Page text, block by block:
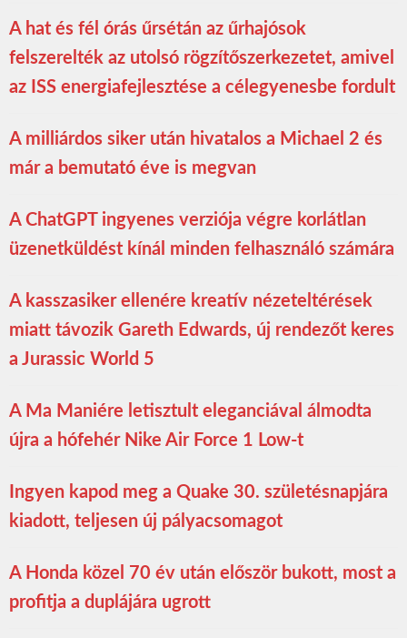
A hat és fél órás űrsétán az űrhajósok
felszerelték az utolsó rögzítőszerkezetet, amivel
az ISS energiafejlesztése a célegyenesbe fordult
A milliárdos siker után hivatalos a Michael 2 és
már a bemutató éve is megvan
A ChatGPT ingyenes verziója végre korlátlan
üzenetküldést kínál minden felhasználó számára
A kasszasiker ellenére kreatív nézeteltérések
miatt távozik Gareth Edwards, új rendezőt keres
a Jurassic World 5
A Ma Maniére letisztult eleganciával álmodta
újra a hófehér Nike Air Force 1 Low-t
Ingyen kapod meg a Quake 30. születésnapjára
kiadott, teljesen új pályacsomagot
A Honda közel 70 év után először bukott, most a
profitja a duplájára ugrott